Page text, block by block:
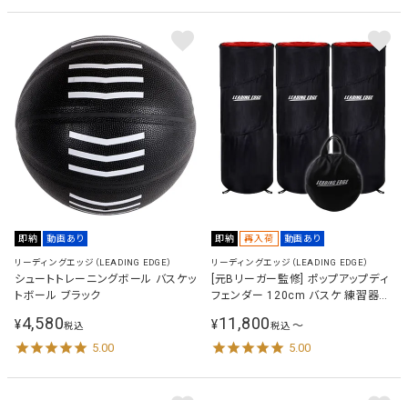
即納 動画あり
リーディングエッジ（LEADING EDGE）
シュートトレーニングボール バスケッ
トボール ブラック
¥4,580税込
5.00
即納 再入荷 動画あり
リーディングエッジ（LEADING EDGE）
[元Bリーガー監修] ポップアップディ
フェンダー 120cm バスケ 練習器具
¥11,800税込 〜
5.00